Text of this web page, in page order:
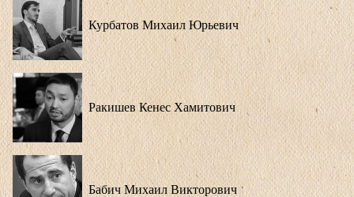
Курбатов Михаил Юрьевич
Ракишев Кенес Хамитович
Бабич Михаил Викторович